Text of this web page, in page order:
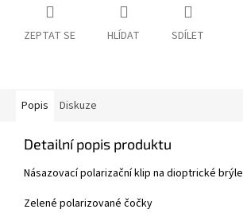
ZEPTAT SE HLÍDAT SDÍLET
Popis Diskuze
Detailní popis produktu
Násazovací polarizační klip na dioptrické brýle
Zelené polarizované čočky